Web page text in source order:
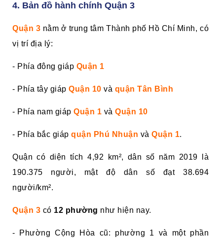
4. Bản đồ hành chính Quận 3
Quận 3 nằm ở trung tâm Thành phố Hồ Chí Minh, có
vị trí địa lý:
- Phía đông giáp Quận 1
- Phía tây giáp Quận 10 và quận Tân Bình
- Phía nam giáp Quận 1 và Quận 10
- Phía bắc giáp quận Phú Nhuận và Quận 1.
Quận có diện tích 4,92 km², dân số năm 2019 là
190.375 người, mật độ dân số đạt 38.694
người/km².
Quận 3 có 12 phường như hiện nay.
- Phường Cộng Hòa cũ: phường 1 và một phần